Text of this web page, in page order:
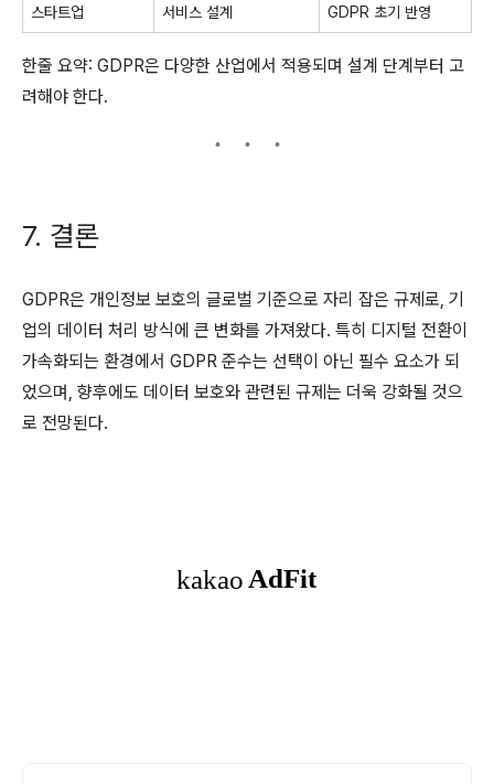
스타트업 서비스 설계 GDPR 초기 반영
한줄 요약: GDPR은 다양한 산업에서 적용되며 설계 단계부터 고
려해야 한다.
7. 결론
GDPR은 개인정보 보호의 글로벌 기준으로 자리 잡은 규제로, 기
업의 데이터 처리 방식에 큰 변화를 가져왔다. 특히 디지털 전환이
가속화되는 환경에서 GDPR 준수는 선택이 아닌 필수 요소가 되
었으며, 향후에도 데이터 보호와 관련된 규제는 더욱 강화될 것으
로 전망된다.